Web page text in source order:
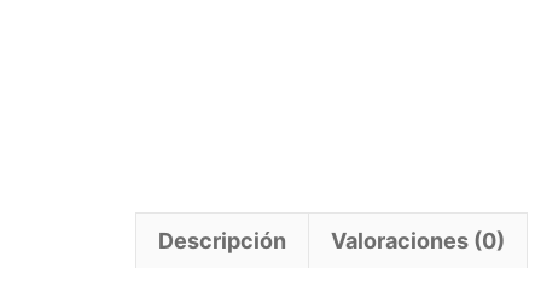
Descripción Valoraciones (0)